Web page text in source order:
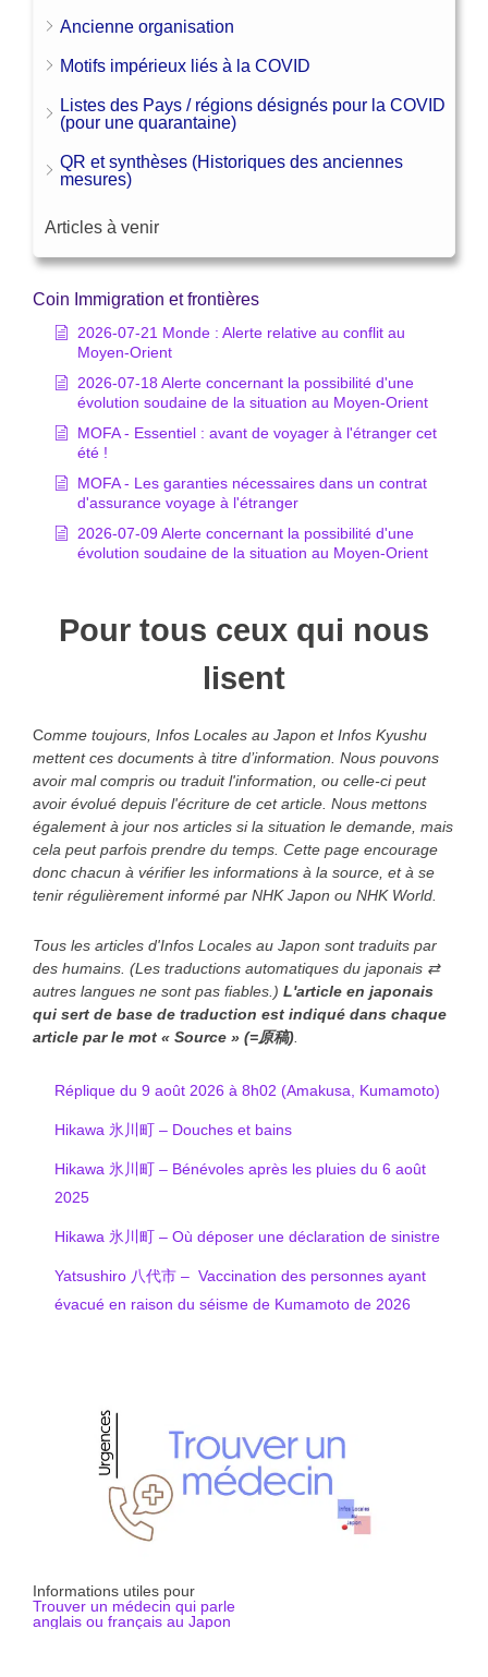
Ancienne organisation
Motifs impérieux liés à la COVID
Listes des Pays / régions désignés pour la COVID
(pour une quarantaine)
QR et synthèses (Historiques des anciennes
mesures)
Articles à venir
Coin Immigration et frontières
2026-07-21 Monde : Alerte relative au conflit au
Moyen-Orient
2026-07-18 Alerte concernant la possibilité d'une
évolution soudaine de la situation au Moyen-Orient
MOFA - Essentiel : avant de voyager à l'étranger cet
été !
MOFA - Les garanties nécessaires dans un contrat
d'assurance voyage à l'étranger
2026-07-09 Alerte concernant la possibilité d'une
évolution soudaine de la situation au Moyen-Orient
Pour tous ceux qui nous
lisent
Comme toujours, Infos Locales au Japon et Infos Kyushu
mettent ces documents à titre d’information. Nous pouvons
avoir mal compris ou traduit l'information, ou celle-ci peut
avoir évolué depuis l'écriture de cet article. Nous mettons
également à jour nos articles si la situation le demande, mais
cela peut parfois prendre du temps. Cette page encourage
donc chacun à vérifier les informations à la source, et à se
tenir régulièrement informé par NHK Japon ou NHK World.
Tous les articles d'Infos Locales au Japon sont traduits par
des humains. (Les traductions automatiques du japonais ⇄
autres langues ne sont pas fiables.) L'article en japonais
qui sert de base de traduction est indiqué dans chaque
article par le mot « Source » (=原稿)
Réplique du 9 août 2026 à 8h02 (Amakusa, Kumamoto)
Hikawa 氷川町 – Douches et bains
Hikawa 氷川町 – Bénévoles après les pluies du 6 août
2025
Hikawa 氷川町 – Où déposer une déclaration de sinistre
Yatsushiro 八代市 – Vaccination des personnes ayant
évacué en raison du séisme de Kumamoto de 2026
Informations utiles pour
Trouver un médecin qui parle
anglais ou français au Japon